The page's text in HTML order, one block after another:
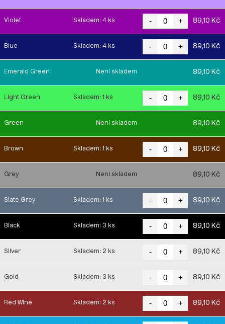
Violet Skladem: 4 ks - + 89,10 Kč
Blue Skladem: 4 ks - + 89,10 Kč
Emerald Green Není skladem 89,10 Kč
Light Green Skladem: 1 ks - + 89,10 Kč
Green Není skladem 89,10 Kč
Brown Skladem: 1 ks - + 89,10 Kč
Grey Není skladem 89,10 Kč
Slate Grey Skladem: 1 ks - + 89,10 Kč
Black Skladem: 3 ks - + 89,10 Kč
Silver Skladem: 2 ks - + 89,10 Kč
Gold Skladem: 3 ks - + 89,10 Kč
Red Wine Skladem: 2 ks - + 89,10 Kč